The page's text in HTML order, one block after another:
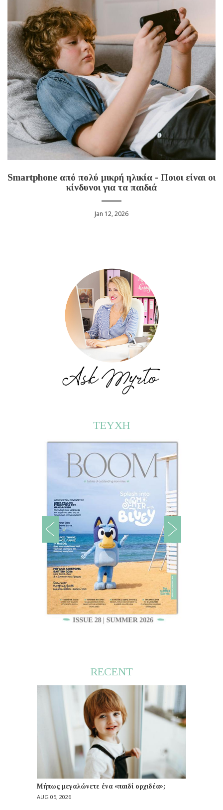
Smartphone από πολύ μικρή ηλικία - Ποιοι είναι οι
κίνδυνοι για τα παιδιά
Jan 12, 2026
ΤΕΥΧΗ
RECENT
Μήπως μεγαλώνετε ένα «παιδί ορχιδέα»;
AUG 05, 2026